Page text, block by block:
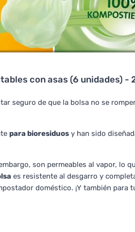
con asas (6 unidades) -
seguro de que la bolsa no se
para bioresiduos y han sido
son permeables al vapor, lo
es resistente al desgarro y
doméstico. ¡Y también para